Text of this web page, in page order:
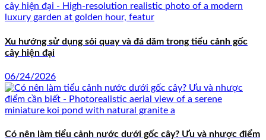
Xu hướng sử dụng sỏi quay và đá dăm trong tiểu cảnh gốc
cây hiện đại
06/24/2026
Có nên làm tiểu cảnh nước dưới gốc cây? Ưu và nhược điểm